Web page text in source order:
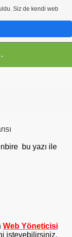
dinle mp3dinle bayrakkodu
bu yazı ile
Web Yöneticisi
isteyebilirsiniz.
Siz de kendi web